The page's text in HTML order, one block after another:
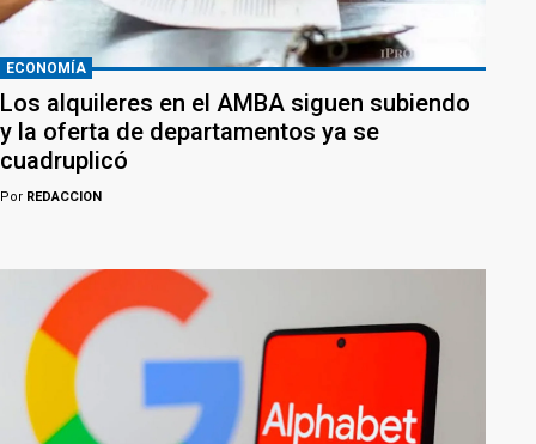
ECONOMÍA
Los alquileres en el AMBA siguen subiendo
y la oferta de departamentos ya se
cuadruplicó
Por REDACCION